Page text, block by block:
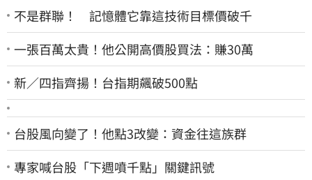
不是群聯！ 記憶體它靠這技術目標價破千
一張百萬太貴！他公開高價股買法：賺30萬
新／四指齊揚！台指期飆破500點
台股風向變了！他點3改變：資金往這族群
專家喊台股「下週噴千點」關鍵訊號